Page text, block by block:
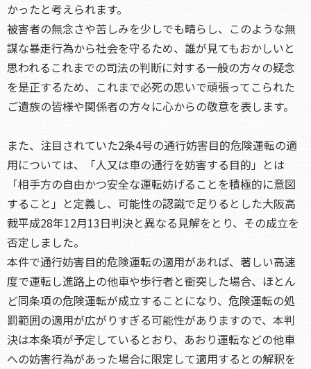
かったと考えられます。
被害者の無念さや苦しみを少しでも晴らし、このような無
謀な暴走行為から社会を守るため、誰が見てもおかしいと
思われるこれまでの司法の判断に対する一般の方々の疑念
を是正するため、これまで必死の思いで頑張ってこられた
ご遺族の皆様や関係者の方々に心からの敬意を表します。
また、注目されていた2条4号の通行妨害目的危険運転の適
用については、「人又は車の通行を妨害する目的」とは
「相手方の自由かつ安全な運転妨げることを積極的に意図
すること」と定義し、可能性の認識で足りるとした大阪高
裁平成28年12月13日判決と異なる見解をとり、その成立を
否定しました。
本件で通行妨害目的危険運転の適用があれば、著しい高速
度で運転し進路上の他車や歩行者と衝突した場合、ほとん
ど同条項の危険運転が成立することになり、危険運転の処
罰範囲の適用が広がりすぎる可能性がありますので、本判
決は本条項が予定しているとおり、あおり運転などの他車
への妨害行為があった場合に限定して適用するとの解釈を